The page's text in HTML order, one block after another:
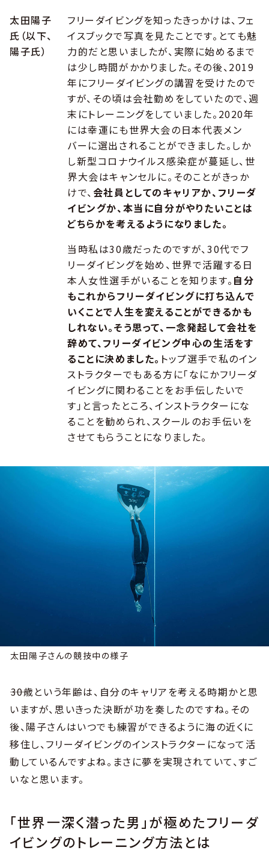
太田陽子
氏（以下、
陽子氏）
フリーダイビングを知ったきっかけは、フェ
イスブックで写真を見たことです。とても魅
力的だと思いましたが、実際に始めるまで
は少し時間がかかりました。その後、2019
年にフリーダイビングの講習を受けたので
すが、その頃は会社勤めをしていたので、週
末にトレーニングをしていました。2020年
には幸運にも世界大会の日本代表メン
バーに選出されることができました。しか
し新型コロナウイルス感染症が蔓延し、世
界大会はキャンセルに。そのことがきっか
けで、 会社員としてのキャリアか、フリーダ
イビングか、本当に自分がやりたいことは
どちらかを考えるようになりました。
当時私は30歳だったのですが、30代でフ
リーダイビングを始め、世界で活躍する日
本人女性選手がいることを知ります。 自分
もこれからフリーダイビングに打ち込んで
いくことで人生を変えることができるかも
しれない。そう思って、一念発起して会社を
辞めて、フリーダイビング中心の生活をす
ることに決めました。 トップ選手で私のイン
ストラクターでもある方に「なにかフリーダ
イビングに関わることをお手伝したいで
す」と言ったところ、インストラクターにな
ることを勧められ、スクールのお手伝いを
させてもらうことになりました。
太田陽子さんの競技中の様子
――30歳という年齢は、自分のキャリアを考える時期かと思
いますが、思いきった決断が功を奏したのですね。その
後、陽子さんはいつでも練習ができるように海の近くに
移住し、フリーダイビングのインストラクターになって活
動しているんですよね。まさに夢を実現されていて、すご
いなと思います。
「世界一深く潜った男」が極めたフリーダ
イビングのトレーニング方法とは